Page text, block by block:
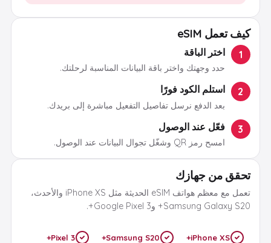
كيف تعمل eSIM
1 اختر الباقة
حدد وجهتك واختر باقة البيانات المناسبة لرحلتك.
2 استلم الكود فورًا
بعد الدفع نرسل تفاصيل التفعيل مباشرة إلى بريدك.
3 فعّل عند الوصول
امسح رمز QR وشغّل تجوال البيانات عند الوصول.
تحقق من جهازك
تعمل مع معظم هواتف eSIM الحديثة مثل iPhone XS والأحدث،
Samsung Galaxy S20+ وGoogle Pixel 3+.
iPhone XS+
Samsung S20+
Pixel 3+